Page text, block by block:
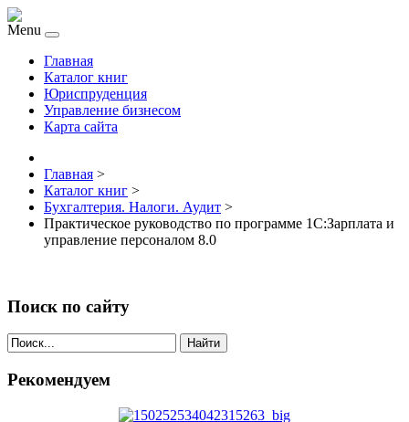
Menu
Главная
Каталог книг
Юриспруденция
Управление бизнесом
Карта сайта
Главная >
Каталог книг >
Бухгалтерия. Налоги. Аудит >
Практическое руководство по программе 1C:Зарплата и
управление персоналом 8.0
Поиск по сайту
Найти
Рекомендуем